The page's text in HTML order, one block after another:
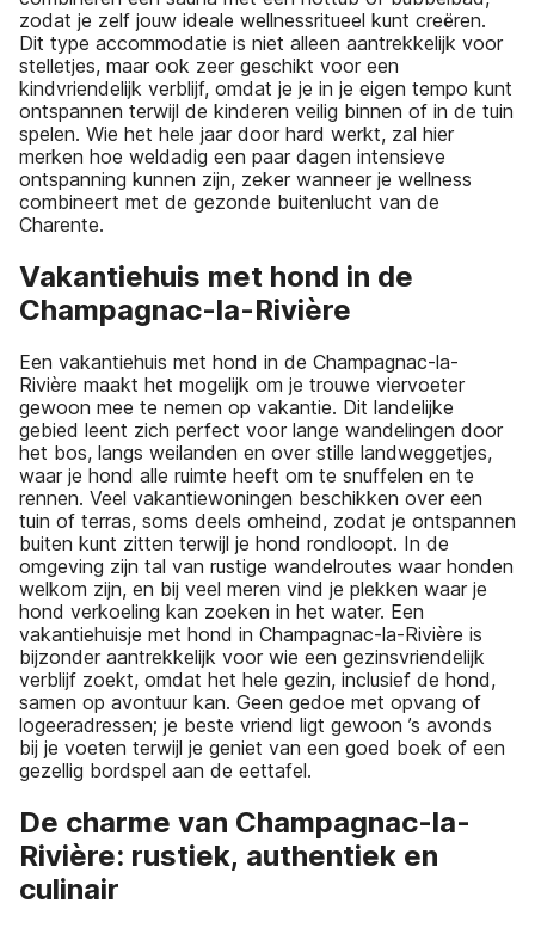
zodat je zelf jouw ideale wellnessritueel kunt creëren.
Dit type accommodatie is niet alleen aantrekkelijk voor
stelletjes, maar ook zeer geschikt voor een
kindvriendelijk verblijf, omdat je je in je eigen tempo kunt
ontspannen terwijl de kinderen veilig binnen of in de tuin
spelen. Wie het hele jaar door hard werkt, zal hier
merken hoe weldadig een paar dagen intensieve
ontspanning kunnen zijn, zeker wanneer je wellness
combineert met de gezonde buitenlucht van de
Charente.
Vakantiehuis met hond in de
Champagnac-la-Rivière
Een vakantiehuis met hond in de Champagnac-la-
Rivière maakt het mogelijk om je trouwe viervoeter
gewoon mee te nemen op vakantie. Dit landelijke
gebied leent zich perfect voor lange wandelingen door
het bos, langs weilanden en over stille landweggetjes,
waar je hond alle ruimte heeft om te snuffelen en te
rennen. Veel vakantiewoningen beschikken over een
tuin of terras, soms deels omheind, zodat je ontspannen
buiten kunt zitten terwijl je hond rondloopt. In de
omgeving zijn tal van rustige wandelroutes waar honden
welkom zijn, en bij veel meren vind je plekken waar je
hond verkoeling kan zoeken in het water. Een
vakantiehuisje met hond in Champagnac-la-Rivière is
bijzonder aantrekkelijk voor wie een gezinsvriendelijk
verblijf zoekt, omdat het hele gezin, inclusief de hond,
samen op avontuur kan. Geen gedoe met opvang of
logeeradressen; je beste vriend ligt gewoon ’s avonds
bij je voeten terwijl je geniet van een goed boek of een
gezellig bordspel aan de eettafel.
De charme van Champagnac-la-
Rivière: rustiek, authentiek en
culinair